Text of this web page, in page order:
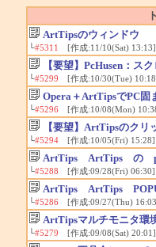
ArtTipsのウィンドウ
└#5311 [作成:11/10(Sat) 13:13]
【要望】PcHusen：ス
└#5299 [作成:10/30(Tue)
Opera＋ArtTipsでPC固
└#5296[作成:10/08(Mon)
【要望】ArtTipsのク
└#5294[作成:10/05(Fri) 15:28]
ArtTips ArtTips の
└#5288 [作成:09/28(Fri) 06:30]
ArtTips ArtTips
└#5286[作成:09/27(Thu)
ArtTipsマルチモニタ環
└#5279 [作成:09/08(Sat) 20:01]